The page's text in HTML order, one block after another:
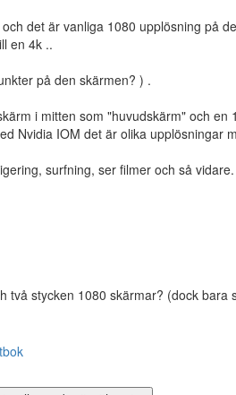
det är vanliga 1080 upplösning på
en 4k ..
på den skärmen? ) .
i mitten som "huvudskärm" och en
Nvidia IOM det är olika upplösningar
surfning, ser filmer och så
stycken 1080 skärmar? (dock